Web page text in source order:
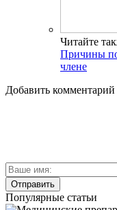
Читайте
Причины
члене
Добавить комментарий
Популярные статьи